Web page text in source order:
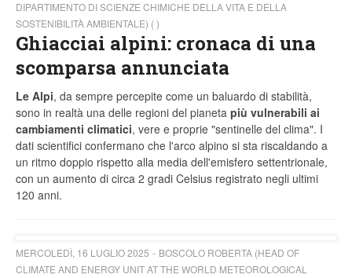
DIPARTIMENTO DI SCIENZE CHIMICHE DELLA VITA E DELLA
SOSTENIBILITÀ AMBIENTALE) ( )
Ghiacciai alpini: cronaca di una
scomparsa annunciata
Le Alpi, da sempre percepite come un baluardo di stabilità,
sono in realtà una delle regioni del pianeta più vulnerabili ai
cambiamenti climatici, vere e proprie "sentinelle del clima". I
dati scientifici confermano che l'arco alpino si sta riscaldando a
un ritmo doppio rispetto alla media dell'emisfero settentrionale,
con un aumento di circa 2 gradi Celsius registrato negli ultimi
120 anni.
MERCOLEDÌ, 16 LUGLIO 2025
BOSCOLO ROBERTA (HEAD OF
CLIMATE AND ENERGY UNIT AT THE WORLD METEOROLOGICAL